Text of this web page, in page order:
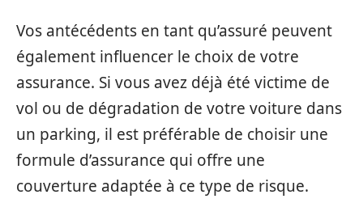
Vos antécédents en tant qu’assuré peuvent
également influencer le choix de votre
assurance. Si vous avez déjà été victime de
vol ou de dégradation de votre voiture dans
un parking, il est préférable de choisir une
formule d’assurance qui offre une
couverture adaptée à ce type de risque.